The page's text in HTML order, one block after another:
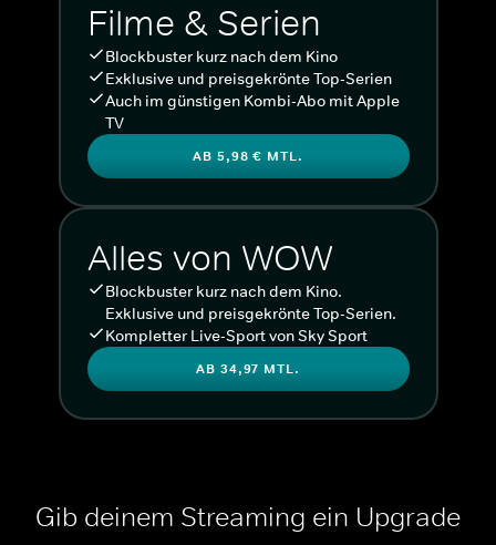
Filme & Serien
Blockbuster kurz nach dem Kino
Exklusive und preisgekrönte Top-Serien
Auch im günstigen Kombi-Abo mit Apple
TV
AB 5,98 € MTL.
Alles von WOW
Blockbuster kurz nach dem Kino.
Exklusive und preisgekrönte Top-Serien.
Kompletter Live-Sport von Sky Sport
AB 34,97 MTL.
Gib deinem Streaming ein Upgrade